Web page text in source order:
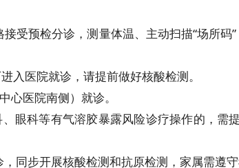
受预检分诊，测量体温、主动扫描“场所码
入医院就诊，请提前做好核酸检测。
心医院南侧）就诊。
眼科等有气溶胶暴露风险诊疗操作的，需
同步开展核酸检测和抗原检测，家属需遵守